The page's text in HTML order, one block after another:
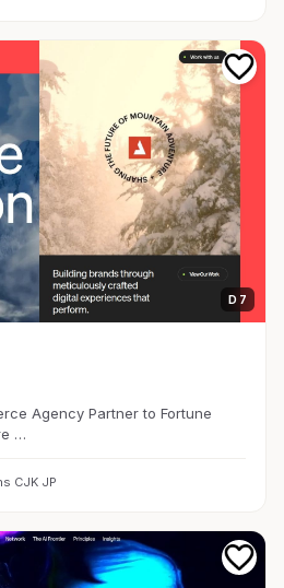
D 7
Agency Partner to Fortune
…
CJK JP